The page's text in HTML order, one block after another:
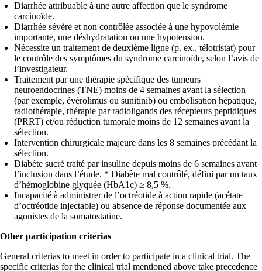
Diarrhée attribuable à une autre affection que le syndrome
carcinoïde.
Diarrhée sévère et non contrôlée associée à une hypovolémie
importante, une déshydratation ou une hypotension.
Nécessite un traitement de deuxième ligne (p. ex., télotristat) pour
le contrôle des symptômes du syndrome carcinoïde, selon l’avis de
l’investigateur.
Traitement par une thérapie spécifique des tumeurs
neuroendocrines (TNE) moins de 4 semaines avant la sélection
(par exemple, évérolimus ou sunitinib) ou embolisation hépatique,
radiothérapie, thérapie par radioligands des récepteurs peptidiques
(PRRT) et/ou réduction tumorale moins de 12 semaines avant la
sélection.
Intervention chirurgicale majeure dans les 8 semaines précédant la
sélection.
Diabète sucré traité par insuline depuis moins de 6 semaines avant
l’inclusion dans l’étude. * Diabète mal contrôlé, défini par un taux
d’hémoglobine glyquée (HbA1c) ≥ 8,5 %.
Incapacité à administrer de l’octréotide à action rapide (acétate
d’octréotide injectable) ou absence de réponse documentée aux
agonistes de la somatostatine.
Other participation criterias
General criterias to meet in order to participate in a clinical trial. The
specific criterias for the clinical trial mentioned above take precedence